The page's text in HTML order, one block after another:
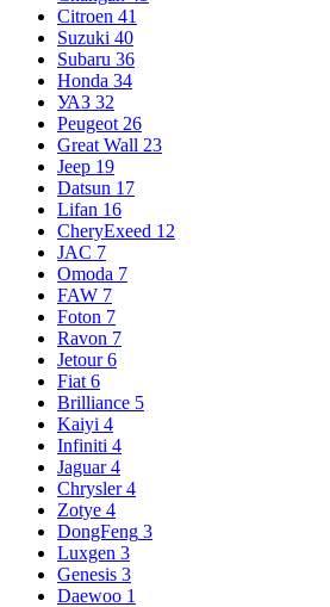
Citroen 41
Suzuki 40
Subaru 36
Honda 34
УАЗ 32
Peugeot 26
Great Wall 23
Jeep 19
Datsun 17
Lifan 16
CheryExeed 12
JAC 7
Omoda 7
FAW 7
Foton 7
Ravon 7
Jetour 6
Fiat 6
Brilliance 5
Kaiyi 4
Infiniti 4
Jaguar 4
Chrysler 4
Zotye 4
DongFeng 3
Luxgen 3
Genesis 3
Daewoo 1